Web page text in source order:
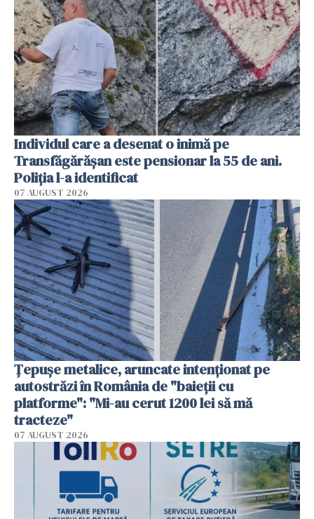
Individul care a desenat o inimă pe
Transfăgărășan este pensionar la 55 de ani.
Poliția l-a identificat
07 AUGUST 2026
Țepușe metalice, aruncate intenționat pe
autostrăzi în România de "baieții cu
platforme": "Mi-au cerut 1200 lei să mă
tracteze"
07 AUGUST 2026